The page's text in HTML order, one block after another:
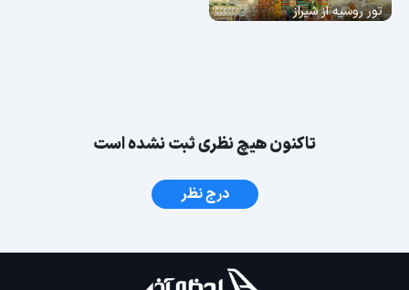
تور روسیه از شیراز
تاکنون هیچ نظری ثبت نشده است
درج نظر